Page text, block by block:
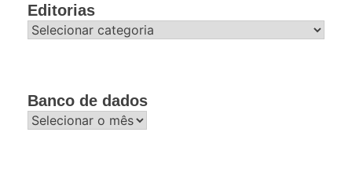
Editorias
Editorias
Banco de dados
Banco